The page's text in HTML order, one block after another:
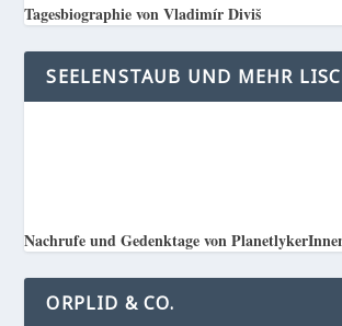
Tagesbiographie von Vladimír Diviš
SEELENSTAUB UND MEHR
Nachrufe und Gedenktage von
ORPLID & CO.